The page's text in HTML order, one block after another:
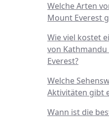
Welche Arten
Mount Everest
Wie viel kostet
von
Everest?
Welche
Aktivitäten gibt
Wann ist die